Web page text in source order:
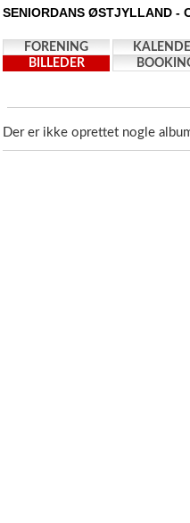
SENIORDANS ØSTJYLLAND -
FORENING
BILLEDER
Der er ikke oprettet nogle